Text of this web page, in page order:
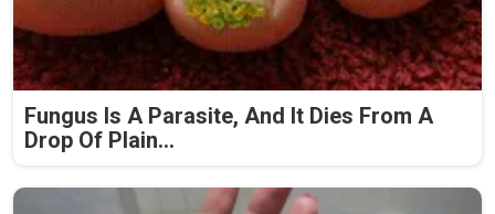
Fungus Is A Parasite, And It Dies From A
Drop Of Plain...